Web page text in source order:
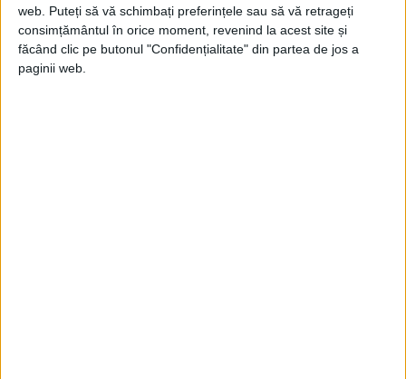
web. Puteți să vă schimbați preferințele sau să vă retrageți
consimțământul în orice moment, revenind la acest site și
făcând clic pe butonul "Confidențialitate" din partea de jos a
paginii web.
multe descoperiri inovatoare. Din toate
scheletele, 50% erau bărbați, 50% femei,
iar 23,6% aparțineau copiilor. Acest lucru a